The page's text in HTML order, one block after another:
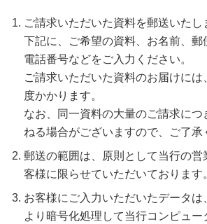
ご請求いただいた資料を郵送いたし
下記に、ご希望の資料、お名前、郵
電話番号などをご入力ください。
ご請求いただいた資料のお届けに
度かかります。
なお、同一資料の大量のご請求に
ねる場合がございますので、ご了承
郵送の範囲は、原則として当行の営
客様に限らせていただいております
お客様にご入力いただいたデータは
より暗号化処理して当行コンピュー